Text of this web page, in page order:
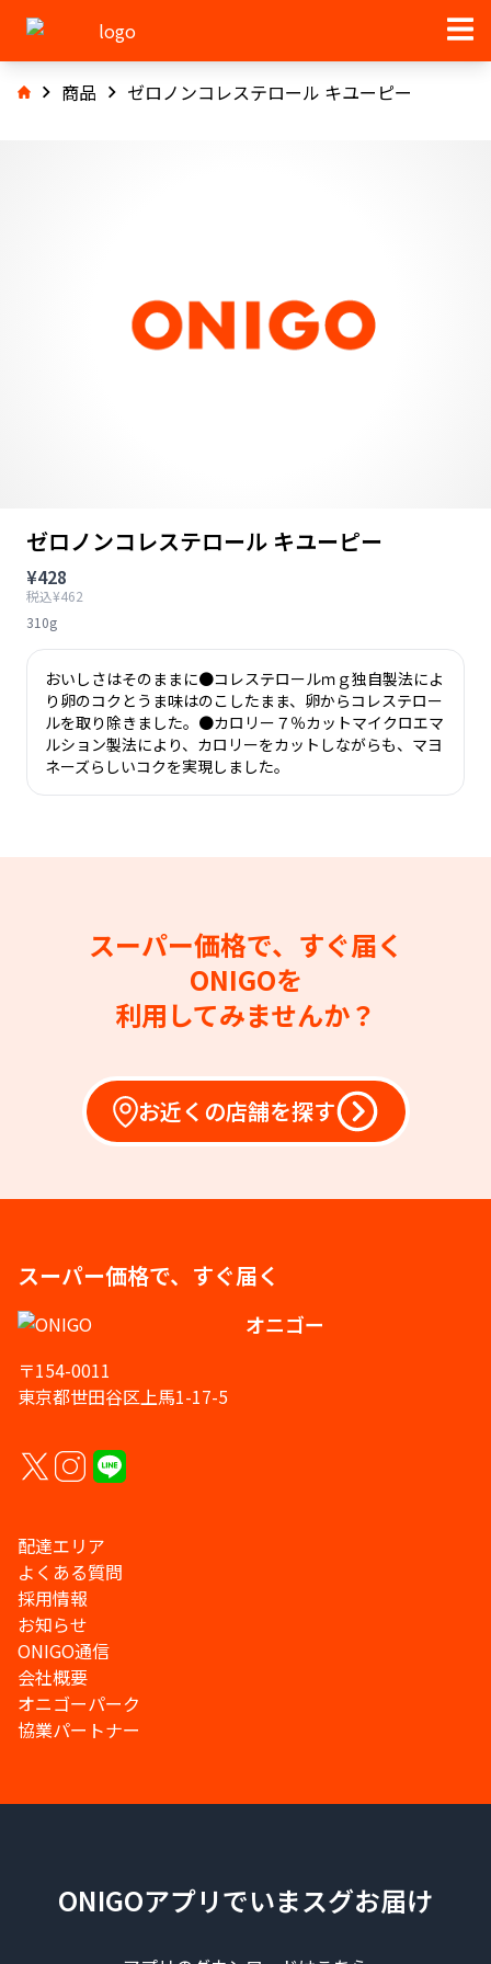
商品 ゼロノンコレステロール キユーピー
ゼロノンコレステロール キユーピー
¥428
税込¥462
310g
おいしさはそのままに●コレステロールｍｇ独自製法によ
り卵のコクとうま味はのこしたまま、卵からコレステロー
ルを取り除きました。●カロリー７％カットマイクロエマ
ルション製法により、カロリーをカットしながらも、マヨ
ネーズらしいコクを実現しました。
スーパー価格で、すぐ届く
ONIGOを
利用してみませんか？
お近くの店舗を探す
スーパー価格で、すぐ届く
オニゴー
〒154-0011
東京都世田谷区上馬1-17-5
配達エリア
よくある質問
採用情報
お知らせ
ONIGO通信
会社概要
オニゴーパーク
協業パートナー
ONIGOアプリでいまスグお届け